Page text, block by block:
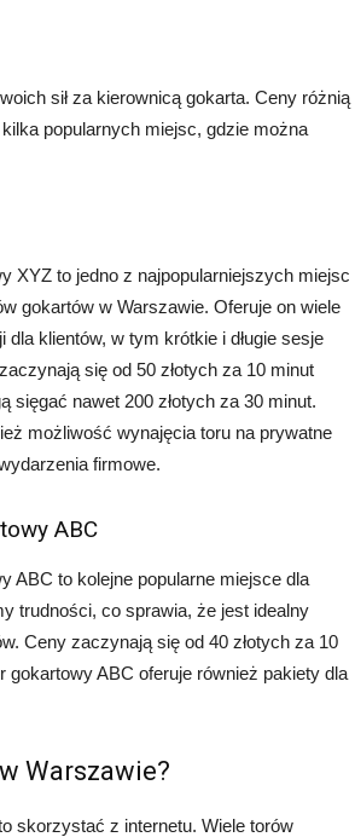
sił za kierownicą gokarta. Ceny różnią
popularnych miejsc, gdzie można
XYZ to jedno z najpopularniejszych miejsc
gokartów w Warszawie. Oferuje on wiele
dla klientów, w tym krótkie i długie sesje
się od 50 złotych za 10 minut
sięgać nawet 200 złotych za 30 minut.
możliwość wynajęcia toru na prywatne
firmowe.
ABC
ABC to kolejne popularne miejsce dla
trudności, co sprawia, że jest idealny
Ceny zaczynają się od 40 złotych za 10
gokartowy ABC oferuje również pakiety dla
Warszawie?
skorzystać z internetu. Wiele torów